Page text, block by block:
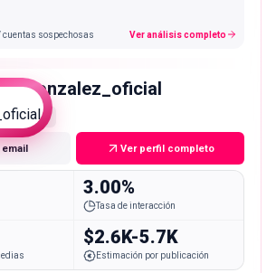
sospechosas Ver análisis completo
Macro
email Ver perfil completo
3.00%
Tasa de interacción
$2.6K-5.7K
Estimación por publicación